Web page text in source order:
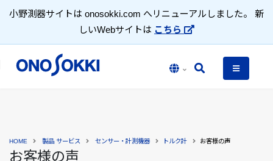
小野測器サイトは onosokki.com へリニューアルしました。 新
しいWebサイトは こちら
お客様の声
HOME 製品 サービス センサー・計測機器 トルク計 お客様の声